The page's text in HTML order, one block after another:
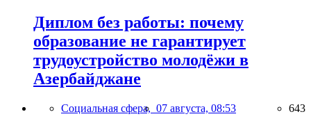
Диплом без работы: почему
образование не гарантирует
трудоустройство молодёжи в
Азербайджане
Социальная сфера, 07 августа, 08:53 643